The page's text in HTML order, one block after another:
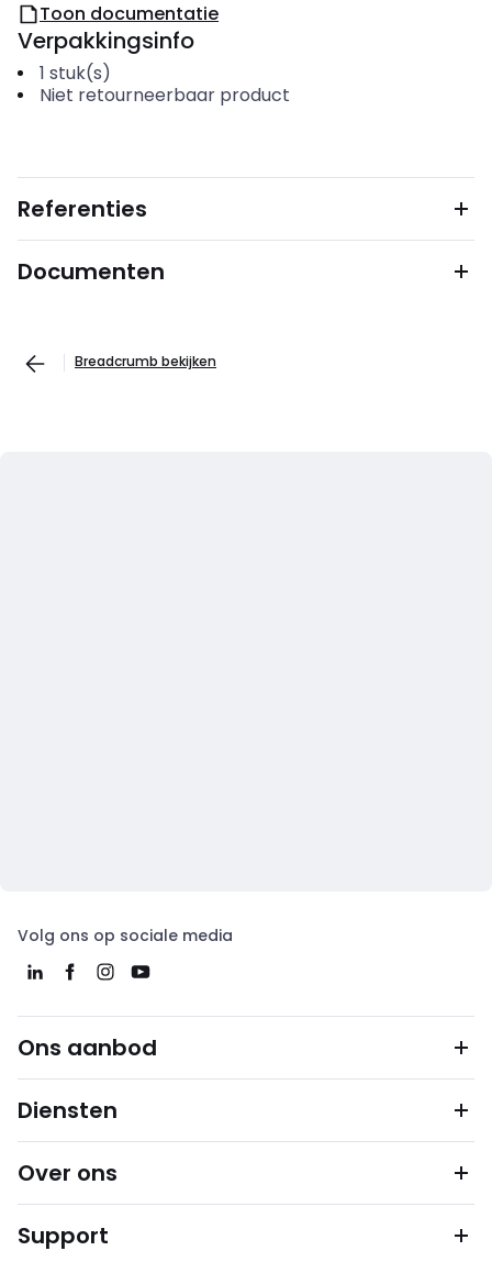
Toon documentatie
Verpakkingsinfo
1 stuk(s)
Niet retourneerbaar product
Referenties
Documenten
Breadcrumb bekijken
Volg ons op sociale media
Ons aanbod
Diensten
Over ons
Support